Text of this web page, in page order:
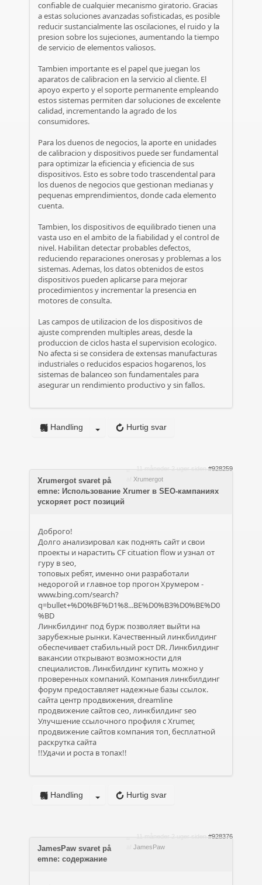
confiable de cualquier mecanismo giratorio. Gracias
a estas soluciones avanzadas sofisticadas, es posible
reducir sustancialmente las oscilaciones, el ruido y la
presion sobre los sujeciones, aumentando la tiempo
de servicio de elementos valiosos.
Tambien importante es el papel que juegan los
aparatos de calibracion en la servicio al cliente. El
apoyo experto y el soporte permanente empleando
estos sistemas permiten dar soluciones de excelente
calidad, incrementando la agrado de los
consumidores.
Para los duenos de negocios, la aporte en unidades
de calibracion y dispositivos puede ser fundamental
para optimizar la eficiencia y eficiencia de sus
dispositivos. Esto es sobre todo trascendental para
los duenos de negocios que gestionan medianas y
pequenas emprendimientos, donde cada elemento
cuenta.
Tambien, los dispositivos de equilibrado tienen una
vasta uso en el ambito de la fiabilidad y el control de
nivel. Habilitan detectar probables defectos,
reduciendo reparaciones onerosas y problemas a los
sistemas. Ademas, los datos obtenidos de estos
dispositivos pueden aplicarse para mejorar
procedimientos y incrementar la presencia en
motores de consulta.
Las campos de utilizacion de los dispositivos de
ajuste comprenden multiples areas, desde la
produccion de ciclos hasta el supervision ecologico.
No afecta si se considera de extensas manufacturas
industriales o reducidos espacios hogarenos, los
sistemas de balanceo son fundamentales para
asegurar un rendimiento productivo y sin fallos.
Hurtig svar
Handling
11 måneder 2 uger siden #928259
Xrumergot
Xrumergot svaret på
emne: Использование Xrumer в SEO-кампаниях
ускоряет рост позиций
Доброго!
Долго анализировал как поднять сайт и свои
проекты и нарастить CF cituation flow и узнал от
гуру в seo,
топовых ребят, именно они разработали
недорогой и главное top прогон Хрумером -
www.bing.com/search?
q=bullet+%D0%BF%D1%8...BE%D0%B3%D0%BE%D0
%BD
Линкбилдинг под бурж позволяет выйти на
зарубежные рынки. Качественный линкбилдинг
обеспечивает стабильный рост DR. Линкбилдинг
вакансии открывают возможности для
специалистов. Линкбилдинг купить можно у
проверенных компаний. Компания линкбилдинг
форум предоставляет надежные базы ссылок.
сайта центр продвижения, dreamline
продвижение сайтов сео, линкбилдинг seo
Улучшение ссылочного профиля с Xrumer,
продвижение сайтов компания топ, бесплатной
раскрутка сайта
!!Удачи и роста в топах!!
Hurtig svar
Handling
11 måneder 2 uger siden
#928376
JamesPaw
JamesPaw svaret på
emne: содержание